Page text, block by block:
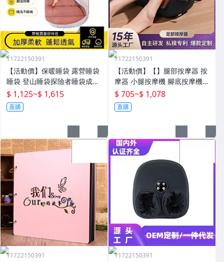
Y1722150391
【活動價】保暖睡袋 露營睡袋
睡袋 登山睡袋探險者睡袋成人
冬季加厚防寒加大戶外露營大
人抗寒四季通用款保暖
$ 1,125~$ 1,615
直購
Y1722150391
【活動價】【】腿部按摩器 按
摩器 小腿按摩機 腳底按摩機
深層按摩儀 小腿按摩儀全自動
揉捏腿部按摩器全腿底腳熱敷
腳部足底
$ 705~$ 1,078
直購
Y1722150391 Y1722150391